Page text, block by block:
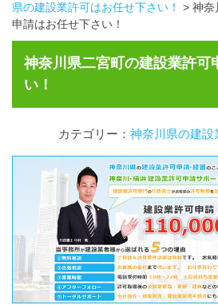
県の建設業許可はお任せ下さい！
> 神奈
申請はお任せ下さい！
神奈川県二宮町の建設業許可
い！
カテゴリー： 神奈川県の建設